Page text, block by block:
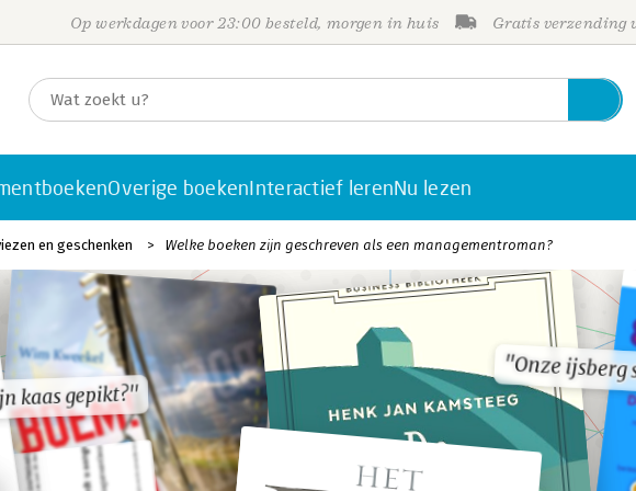
Op werkdagen voor 23:00 besteld, morgen in huis Gratis verzending
Overige boekenInteractief lerenNu lezen
en geschenken Welke boeken zijn geschreven als een managementroman?
kaas gepikt?"
"Onze
kaas gepikt?"
"Onze